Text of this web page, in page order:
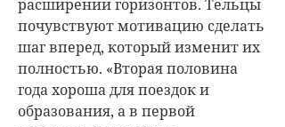
расширении горизонтов. Тельцы
почувствуют мотивацию сделать
шаг вперед, который изменит их
полностью. «Вторая половина
года хороша для поездок и
образования, а в первой